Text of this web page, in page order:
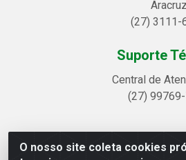
O nosso site coleta cookies
Aracruz
(27) 3111-
Suporte
Central de
(27)
Linhavix Distribuidora LTDA -